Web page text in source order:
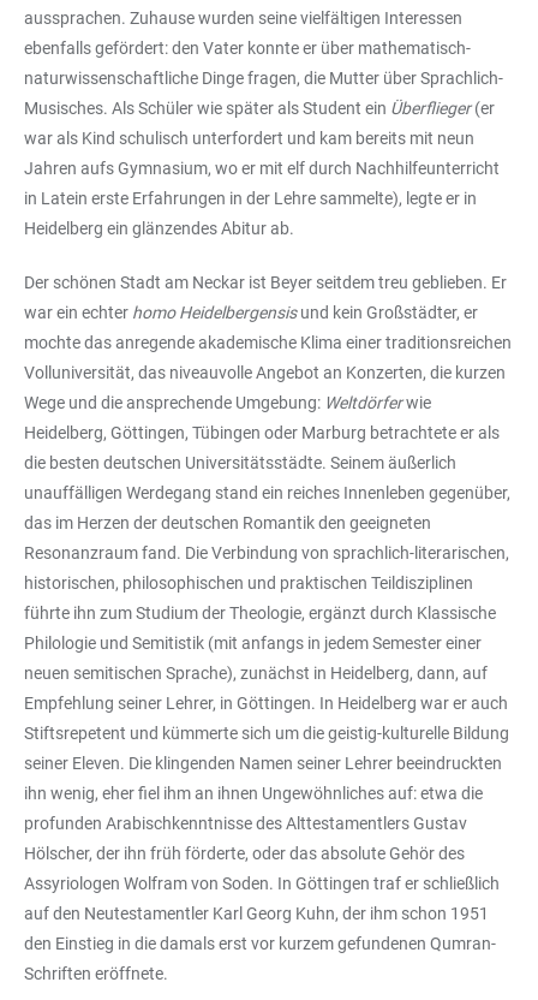
aussprachen. Zuhause wurden seine vielfältigen Interessen
ebenfalls gefördert: den Vater konnte er über mathematisch-
naturwissenschaftliche Dinge fragen, die Mutter über Sprachlich-
Musisches. Als Schüler wie später als Student ein Überflieger(er
war als Kind schulisch unterfordert und kam bereits mit neun
Jahren aufs Gymnasium, wo er mit elf durch Nachhilfeunterricht
in Latein erste Erfahrungen in der Lehre sammelte), legte er in
Heidelberg ein glänzendes Abitur ab.
Der schönen Stadt am Neckar ist Beyer seitdem treu geblieben. Er
war ein echter homo Heidelbergensisund kein Großstädter, er
mochte das anregende akademische Klima einer traditionsreichen
Volluniversität, das niveauvolle Angebot an Konzerten, die kurzen
Wege und die ansprechende Umgebung: Weltdörferwie
Heidelberg, Göttingen, Tübingen oder Marburg betrachtete er als
die besten deutschen Universitätsstädte. Seinem äußerlich
unauffälligen Werdegang stand ein reiches Innenleben gegenüber,
das im Herzen der deutschen Romantik den geeigneten
Resonanzraum fand. Die Verbindung von sprachlich-literarischen,
historischen, philosophischen und praktischen Teildisziplinen
führte ihn zum Studium der Theologie, ergänzt durch Klassische
Philologie und Semitistik (mit anfangs in jedem Semester einer
neuen semitischen Sprache), zunächst in Heidelberg, dann, auf
Empfehlung seiner Lehrer, in Göttingen. In Heidelberg war er auch
Stiftsrepetent und kümmerte sich um die geistig-kulturelle Bildung
seiner Eleven. Die klingenden Namen seiner Lehrer beeindruckten
ihn wenig, eher fiel ihm an ihnen Ungewöhnliches auf: etwa die
profunden Arabischkenntnisse des Alttestamentlers Gustav
Hölscher, der ihn früh förderte, oder das absolute Gehör des
Assyriologen Wolfram von Soden. In Göttingen traf er schließlich
auf den Neutestamentler Karl Georg Kuhn, der ihm schon 1951
den Einstieg in die damals erst vor kurzem gefundenen Qumran-
Schriften eröffnete.